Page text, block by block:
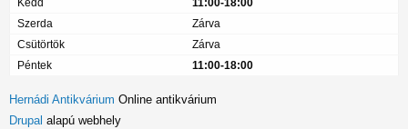
Kedd
11:00-18:00
Szerda
Zárva
Csütörtök
Zárva
Péntek
11:00-18:00
Hernádi Antikvárium Online antikvárium
Drupal alapú webhely